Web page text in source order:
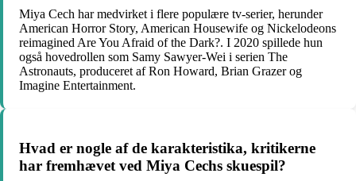
Miya Cech har medvirket i flere populære tv-serier, herunder
American Horror Story, American Housewife og Nickelodeons
reimagined Are You Afraid of the Dark?. I 2020 spillede hun
også hovedrollen som Samy Sawyer-Wei i serien The
Astronauts, produceret af Ron Howard, Brian Grazer og
Imagine Entertainment.
Hvad er nogle af de karakteristika, kritikerne
har fremhævet ved Miya Cechs skuespil?